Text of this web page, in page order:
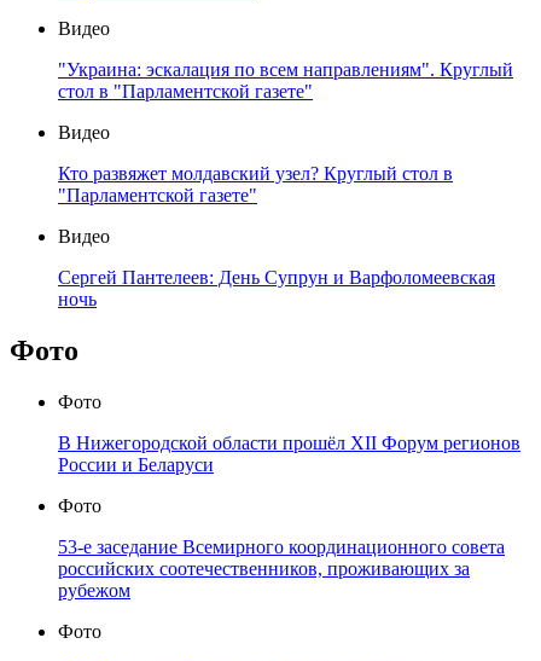
Видео
"Украина: эскалация по всем направлениям". Круглый
стол в "Парламентской газете"
Видео
Кто развяжет молдавский узел? Круглый стол в
"Парламентской газете"
Видео
Сергей Пантелеев: День Супрун и Варфоломеевская
ночь
Фото
Фото
В Нижегородской области прошёл XII Форум регионов
России и Беларуси
Фото
53-е заседание Всемирного координационного совета
российских соотечественников, проживающих за
рубежом
Фото